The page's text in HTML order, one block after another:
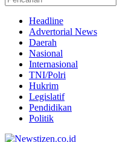
Headline
Advertorial News
Daerah
Nasional
Internasional
TNI/Polri
Hukrim
Legislatif
Pendidikan
Politik